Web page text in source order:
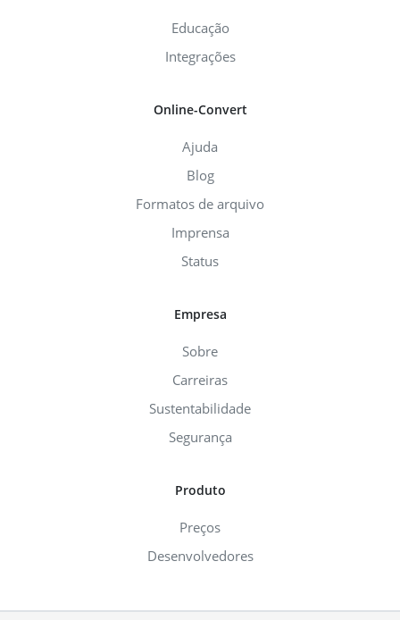
Educação
Integrações
Online-Convert
Ajuda
Blog
Formatos de arquivo
Imprensa
Status
Empresa
Sobre
Carreiras
Sustentabilidade
Segurança
Produto
Preços
Desenvolvedores